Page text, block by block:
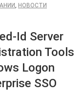
НОВОСТИ
Id Server
Tools
Logon
SSO